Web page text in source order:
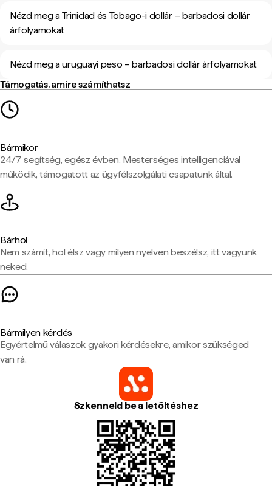
Nézd meg a Trinidad és Tobago-i dollár – barbadosi dollár
árfolyamokat
Nézd meg a uruguayi peso – barbadosi dollár árfolyamokat
Támogatás, amire számíthatsz
Bármikor
24/7 segítség, egész évben. Mesterséges intelligenciával
működik, támogatott az ügyfélszolgálati csapatunk által.
Bárhol
Nem számít, hol élsz vagy milyen nyelven beszélsz, itt vagyunk
neked.
Bármilyen kérdés
Egyértelmű válaszok gyakori kérdésekre, amikor szükséged
van rá.
Szkenneld be a letöltéshez